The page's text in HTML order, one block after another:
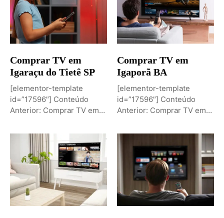
Comprar TV em
Igaraçu do Tietê SP
[elementor-template
id=”17596″] Conteúdo
Anterior: Comprar TV em
Conteúdo: Sobremesa de...
Comprar TV em
Igaporã BA
[elementor-template
id=”17596″] Conteúdo
Anterior: Comprar TV em
Comprar TV...